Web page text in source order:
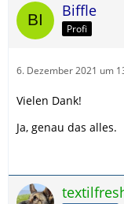
Biffle
Profi
6. Dezember 2021 um
Vielen Dank!
Ja, genau das alles.